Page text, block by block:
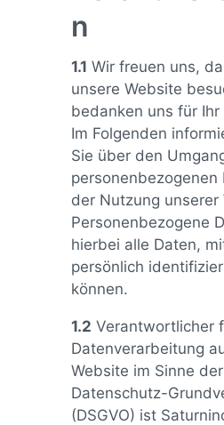
n
1.1 Wir freuen uns,
unsere Website
bedanken uns für Ihr
Im Folgenden
Sie über den
personenbezogenen
der Nutzung unserer
Personenbezogene
hierbei alle Daten,
persönlich
können.
1.2 Verantwortlicher
Datenverarbeitung
Website im Sinne der
Datenschutz-
(DSGVO) ist